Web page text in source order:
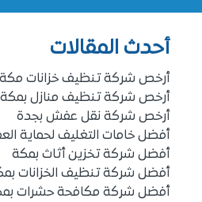
أحدث المقالات
أرخص شركة تنظيف خزانات مكة
أرخص شركة تنظيف منازل بمكة
أرخص شركة نقل عفش بجدة
أفضل خامات التغليف لحماية
أفضل شركة تخزين أثاث بمكة
أفضل شركة تنظيف الخزانات
أفضل شركة مكافحة حشرات